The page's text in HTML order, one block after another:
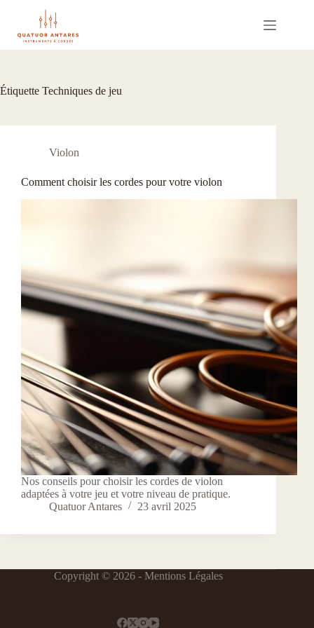
contenu
Étiquette Techniques de jeu
Violon
Comment choisir les cordes pour votre violon
Nos conseils pour choisir les cordes de violon
adaptées à votre jeu et votre niveau de pratique.
Quatuor Antares
23 avril 2025
Copyright © 2026 - Mentions Légales